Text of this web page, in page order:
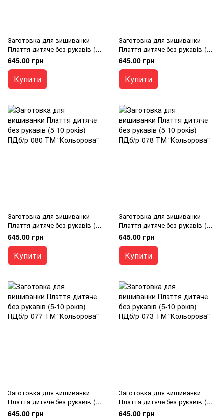
Заготовка для вишиванки
Плаття дитяче без рукавів (5-
10 років) ПДб/р-083 ТМ
"Кольорова"
645.00 грн
Купити
Заготовка для вишиванки
Плаття дитяче без рукавів (5-
10 років) ПДб/р-082 ТМ
"Кольорова"
645.00 грн
Купити
Заготовка для вишиванки
Плаття дитяче без рукавів (5-
10 років) ПДб/р-080 ТМ
"Кольорова"
645.00 грн
Купити
Заготовка для вишиванки
Плаття дитяче без рукавів (5-
10 років) ПДб/р-078 ТМ
"Кольорова"
645.00 грн
Купити
Заготовка для вишиванки
Плаття дитяче без рукавів (5-
10 років) ПДб/р-077 ТМ
645.00 грн
Заготовка для вишиванки
Плаття дитяче без рукавів (5-
10 років) ПДб/р-073 ТМ
645.00 грн